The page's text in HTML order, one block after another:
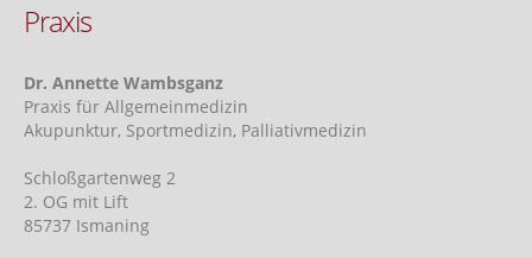
Praxis
Dr. Annette Wambsganz
Praxis für Allgemeinmedizin
Akupunktur, Sportmedizin, Palliativmedizin
Schloßgartenweg 2
2. OG mit Lift
85737 Ismaning